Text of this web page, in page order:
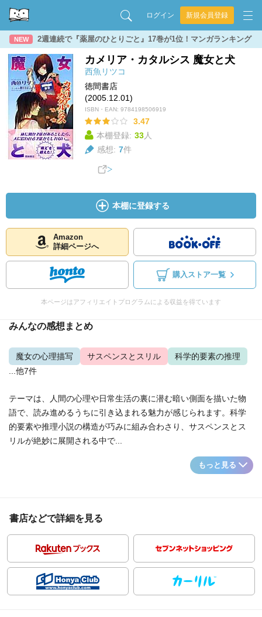
ログイン 新規会員登録
NEW 2週連続で『薬屋のひとりごと』17巻が1位！マンガランキング
カメリア・カタルシス 魔女と犬
西魚リツコ
徳間書店
(2005.12.01)
ISBN・EAN: 9784198506919
3.47
本棚登録: 33人
感想: 7件
本棚に登録する
Amazon
詳細ページへ
購入ストア一覧
本ページはアフィリエイトプログラムによる収益を得ています
みんなの感想まとめ
魔女の心理描写 サスペンスとスリル
科学的要素の推理
...他7件
テーマは、人間の心理や日常生活の裏に潜む暗い側面を描いた物
語で、読み進めるうちに引き込まれる魅力が感じられます。科学
的要素や推理小説の構造が巧みに組み合わさり、サスペンスとス
リルが絶妙に展開される中で...
もっと見る
書店などで詳細を見る